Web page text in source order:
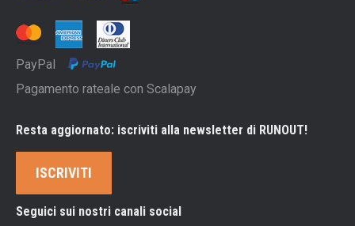
PayPal
Pagamento rateale con Scalapay
Resta aggiornato: iscriviti alla newsletter di RUNOUT!
ISCRIVITI
Seguici sui nostri canali social